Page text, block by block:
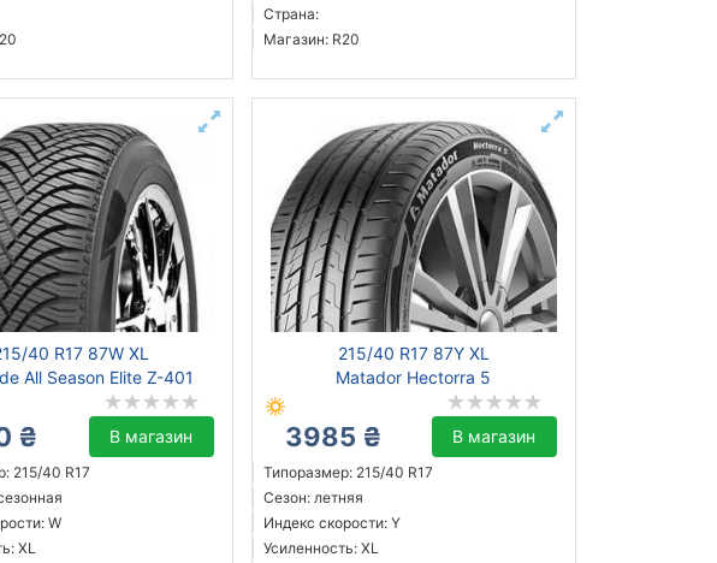
Страна:
Магазин: R20
40 R17 87W XL
All Season Elite Z-401
₴ В магазин
215/40 R17
W
XL
215/40 R17 87Y XL
Matador Hectorra 5
3985 ₴ В магазин
Типоразмер: 215/40 R17
Сезон: летняя
Индекс скорости: Y
Усиленность: XL